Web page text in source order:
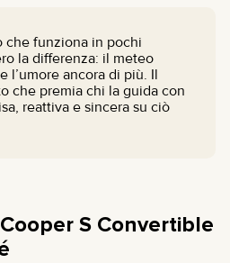
che funziona in pochi
la differenza: il meteo
l’umore ancora di più. Il
che premia chi la guida con
reattiva e sincera su ciò
S Convertible